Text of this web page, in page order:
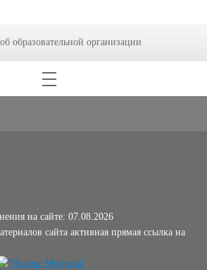
образовательной организации
на сайте: 07.08.2026
сайта активная прямая ссылка на